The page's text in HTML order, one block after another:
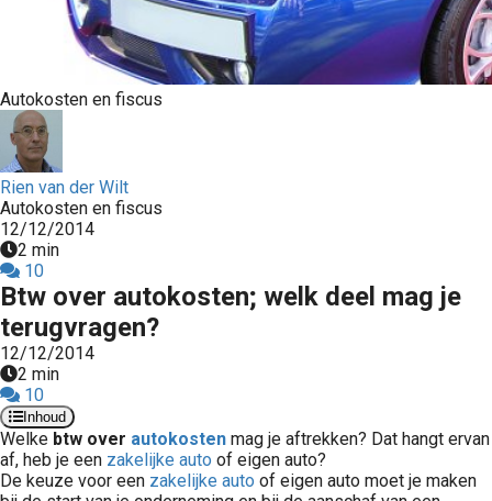
Autokosten en fiscus
Rien van der Wilt
Autokosten en fiscus
12/12/2014
2 min
10
Btw over autokosten; welk deel mag je
terugvragen?
12/12/2014
2 min
10
Inhoud
Welke btw over autokosten mag je aftrekken? Dat hangt ervan
af, heb je een zakelijke auto of eigen auto?
De keuze voor een zakelijke auto of eigen auto moet je maken